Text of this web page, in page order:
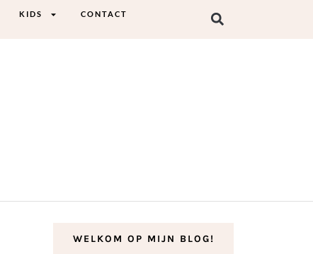
KIDS CONTACT
WELKOM OP MIJN BLOG!